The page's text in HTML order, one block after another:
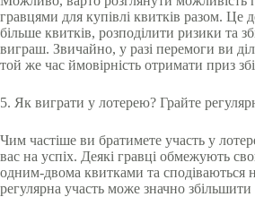
гравцями для купівлі квитків разом. Це
більше квитків, розподілити ризики та
виграш. Звичайно, у разі перемоги ви
той же час ймовірність отримати приз
5. Як виграти у лотерею? Грайте
Чим частіше ви братимете участь у
вас на успіх. Деякі гравці обмежують
одним-двома квитками та сподіваються
регулярна участь може значно